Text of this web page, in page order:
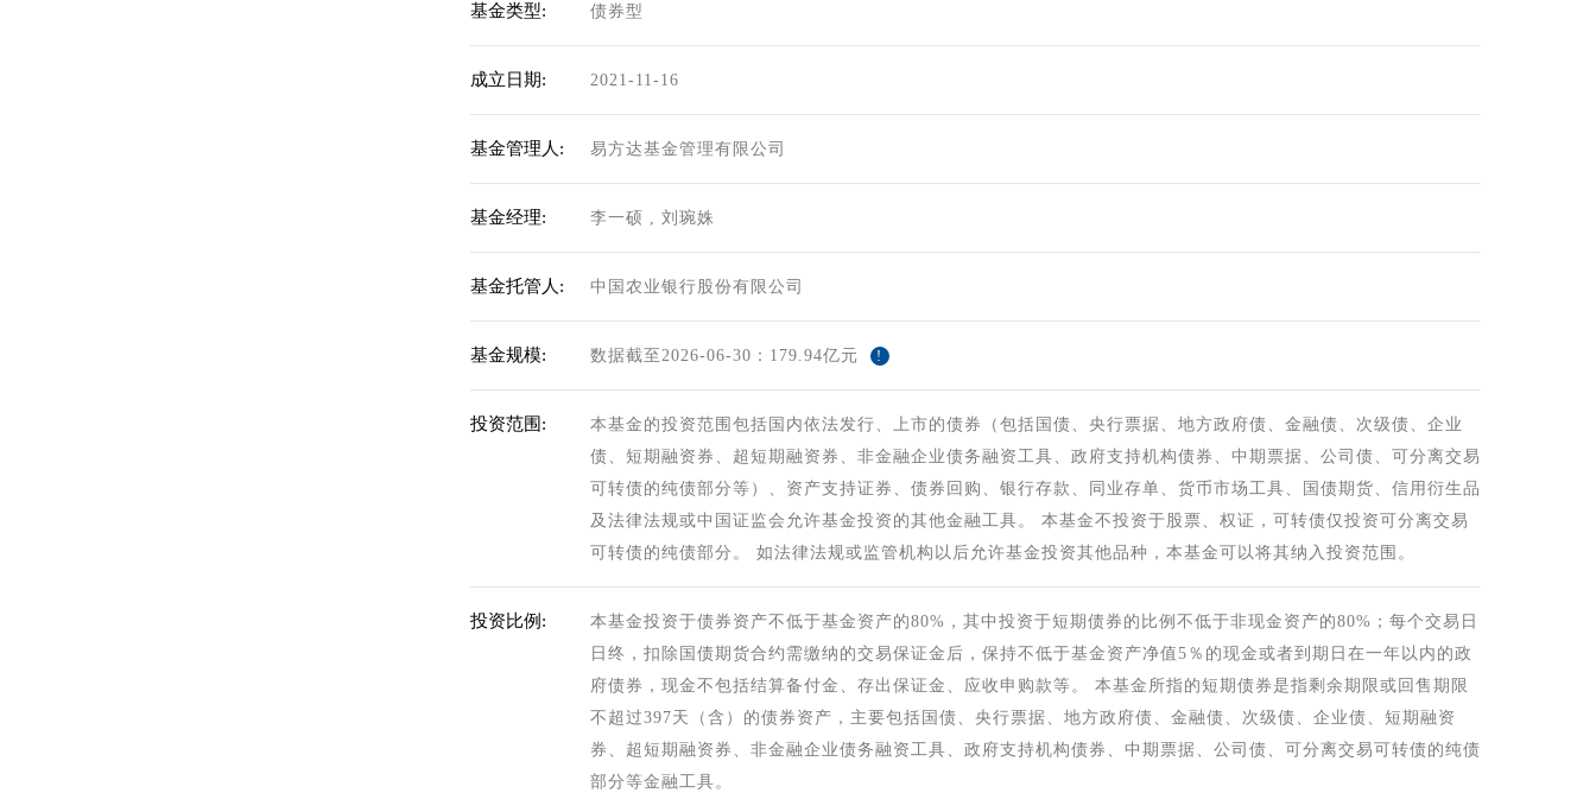
基金类型: 债券型
成立日期: 2021-11-16
基金管理人: 易方达基金管理有限公司
基金经理: 李一硕 , 刘琬姝
基金托管人: 中国农业银行股份有限公司
基金规模: 数据截至2026-06-30：179.94亿元 !
投资范围:
本基金的投资范围包括国内依法发行、上市的债券（包括国债、央行票据、地方政府债、金融债、次级债、企业
债、短期融资券、超短期融资券、非金融企业债务融资工具、政府支持机构债券、中期票据、公司债、可分离交易
可转债的纯债部分等）、资产支持证券、债券回购、银行存款、同业存单、货币市场工具、国债期货、信用衍生品
及法律法规或中国证监会允许基金投资的其他金融工具。 本基金不投资于股票、权证，可转债仅投资可分离交易
可转债的纯债部分。 如法律法规或监管机构以后允许基金投资其他品种，本基金可以将其纳入投资范围。
投资比例:
本基金投资于债券资产不低于基金资产的80%，其中投资于短期债券的比例不低于非现金资产的80%；每个交易日
日终，扣除国债期货合约需缴纳的交易保证金后，保持不低于基金资产净值5％的现金或者到期日在一年以内的政
府债券，现金不包括结算备付金、存出保证金、应收申购款等。 本基金所指的短期债券是指剩余期限或回售期限
不超过397天（含）的债券资产，主要包括国债、央行票据、地方政府债、金融债、次级债、企业债、短期融资
券、超短期融资券、非金融企业债务融资工具、政府支持机构债券、中期票据、公司债、可分离交易可转债的纯债
部分等金融工具。